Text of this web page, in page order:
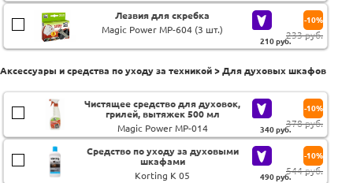
Лезвия для скребка
Magic Power MP-604 (3 шт.)
210руб.
233 руб.
-10%
Аксессуары и средства по уходу за техникой > Для духовых шкафов
Чистящее средство для духовок,
грилей, вытяжек 500 мл
Magic Power MP-014
340руб.
378 руб.
-10%
Средство по уходу за духовыми
шкафами
Korting K 05
490руб.
544 руб.
-10%